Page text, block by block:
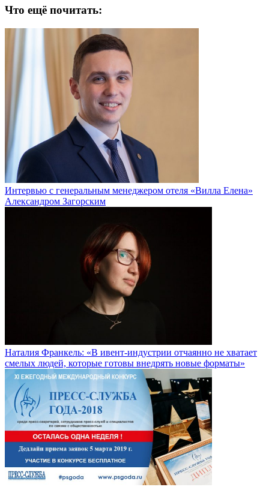
Что ещё почитать:
Интервью с генеральным менеджером отеля «Вилла Елена»
Александром Загорским
Наталия Франкель: «В ивент-индустрии отчаянно не хватает
смелых людей, которые готовы внедрять новые форматы»